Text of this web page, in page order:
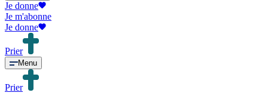
Je donne
Je m'abonne
Je donne
Prier
Menu
Prier